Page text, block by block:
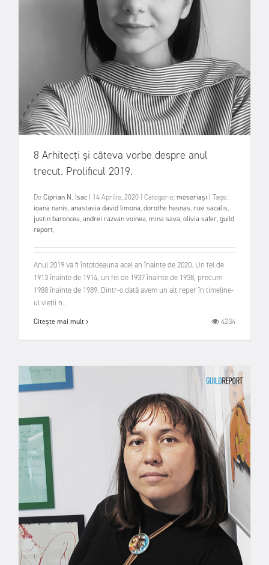
8 Arhitecți și câteva vorbe despre anul
trecut. Prolificul 2019.
De Ciprian N. Isac 14 Aprilie, 2020 Categorie:meseriași
Tags:
ioana nanis,anastasia david limona,dorothe hasnas,ruxi sacalis,
justin baroncea,andrei razvan voinea,mina sava,olivia safer,guild
report,
Anul 2019 va fi întotdeauna acel an înainte de 2020. Un fel de
1913 înainte de 1914, un fel de 1937 înainte de 1938, precum
1988 înainte de 1989. Dintr-o dată avem un alt reper în timeline-
ul vieții n...
Citește mai mult 4234